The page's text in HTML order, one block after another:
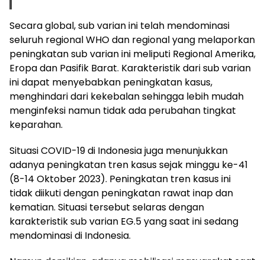
Secara global, sub varian ini telah mendominasi
seluruh regional WHO dan regional yang melaporkan
peningkatan sub varian ini meliputi Regional Amerika,
Eropa dan Pasifik Barat. Karakteristik dari sub varian
ini dapat menyebabkan peningkatan kasus,
menghindari dari kekebalan sehingga lebih mudah
menginfeksi namun tidak ada perubahan tingkat
keparahan.
Situasi COVID-19 di Indonesia juga menunjukkan
adanya peningkatan tren kasus sejak minggu ke-41
(8-14 Oktober 2023). Peningkatan tren kasus ini
tidak diikuti dengan peningkatan rawat inap dan
kematian. Situasi tersebut selaras dengan
karakteristik sub varian EG.5 yang saat ini sedang
mendominasi di Indonesia.